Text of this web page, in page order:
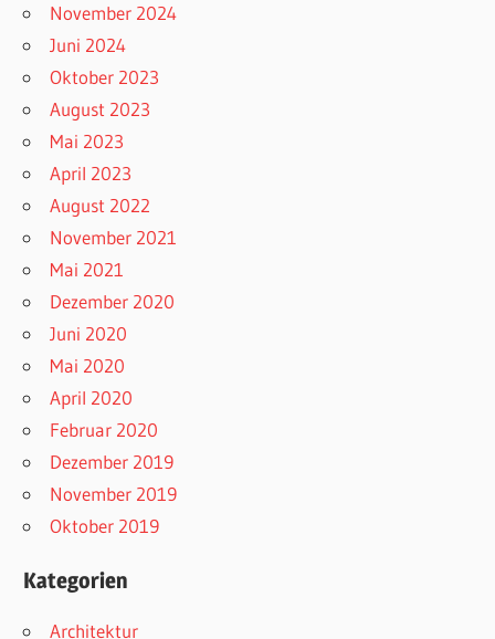
November 2024
Juni 2024
Oktober 2023
August 2023
Mai 2023
April 2023
August 2022
November 2021
Mai 2021
Dezember 2020
Juni 2020
Mai 2020
April 2020
Februar 2020
Dezember 2019
November 2019
Oktober 2019
Kategorien
Architektur